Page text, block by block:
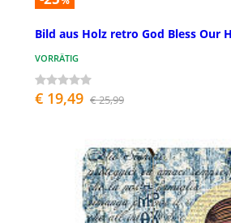
Bild aus Holz retro God Bless Our
VORRÄTIG
€ 19,49 € 25,99